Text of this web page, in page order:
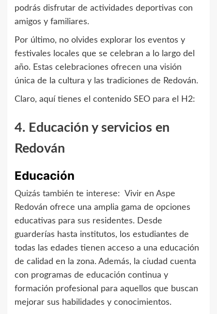
podrás disfrutar de actividades deportivas con
amigos y familiares.
Por último, no olvides explorar los eventos y
festivales locales que se celebran a lo largo del
año. Estas celebraciones ofrecen una visión
única de la cultura y las tradiciones de Redován.
Claro, aquí tienes el contenido SEO para el H2:
4. Educación y servicios en
Redován
Educación
Quizás también te interese: Vivir en Aspe
Redován ofrece una amplia gama de opciones
educativas para sus residentes. Desde
guarderías hasta institutos, los estudiantes de
todas las edades tienen acceso a una educación
de calidad en la zona. Además, la ciudad cuenta
con programas de educación continua y
formación profesional para aquellos que buscan
mejorar sus habilidades y conocimientos.